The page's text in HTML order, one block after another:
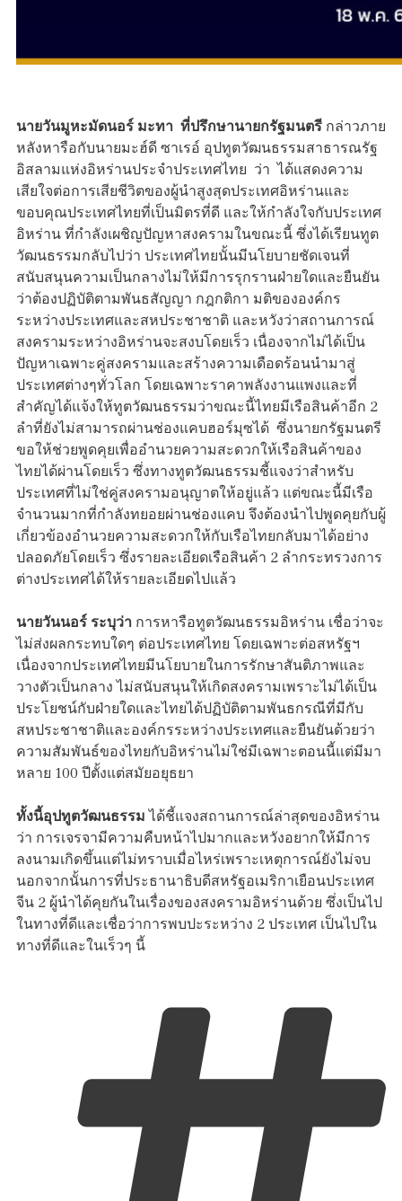
นายวันมูหะมัดนอร์ มะทา ที่ปรึกษานายกรัฐมนตรี กล่าวภาย
หลังหารือกับนายมะฮ์ดี ซาเรอ์ อุปทูตวัฒนธรรมสาธารณรัฐ
อิสลามแห่งอิหร่านประจำประเทศไทย ว่า ได้แสดงความ
เสียใจต่อการเสียชีวิตของผู้นำสูงสุดประเทศอิหร่านและ
ขอบคุณประเทศไทยที่เป็นมิตรที่ดี และให้กำลังใจกับประเทศ
อิหร่าน ที่กำลังเผชิญปัญหาสงครามในขณะนี้ ซึ่งได้เรียนทูต
วัฒนธรรมกลับไปว่า ประเทศไทยนั้นมีนโยบายชัดเจนที่
สนับสนุนความเป็นกลางไม่ให้มีการรุกรานฝ่ายใดและยืนยัน
ว่าต้องปฏิบัติตามพันธสัญญา กฎกติกา มติขององค์กร
ระหว่างประเทศและสหประชาชาติ และหวังว่าสถานการณ์
สงครามระหว่างอิหร่านจะสงบโดยเร็ว เนื่องจากไม่ได้เป็น
ปัญหาเฉพาะคู่สงครามและสร้างความเดือดร้อนนำมาสู่
ประเทศต่างๆทั่วโลก โดยเฉพาะราคาพลังงานแพงและที่
สำคัญได้แจ้งให้ทูตวัฒนธรรมว่าขณะนี้ไทยมีเรือสินค้าอีก 2
ลำที่ยังไม่สามารถผ่านช่องแคบฮอร์มุซได้ ซึ่งนายกรัฐมนตรี
ขอให้ช่วยพูดคุยเพื่ออำนวยความสะดวกให้เรือสินค้าของ
ไทยได้ผ่านโดยเร็ว ซึ่งทางทูตวัฒนธรรมชี้แจงว่าสำหรับ
ประเทศที่ไม่ใช่คู่สงครามอนุญาตให้อยู่แล้ว แต่ขณะนี้มีเรือ
จำนวนมากที่กำลังทยอยผ่านช่องแคบ จึงต้องนำไปพูดคุยกับผู้
เกี่ยวข้องอำนวยความสะดวกให้กับเรือไทยกลับมาได้อย่าง
ปลอดภัยโดยเร็ว ซึ่งรายละเอียดเรือสินค้า 2 ลำกระทรวงการ
ต่างประเทศได้ให้รายละเอียดไปแล้ว
นายวันนอร์ ระบุว่า การหารือทูตวัฒนธรรมอิหร่าน เชื่อว่าจะ
ไม่ส่งผลกระทบใดๆ ต่อประเทศไทย โดยเฉพาะต่อสหรัฐฯ
เนื่องจากประเทศไทยมีนโยบายในการรักษาสันติภาพและ
วางตัวเป็นกลาง ไม่สนับสนุนให้เกิดสงครามเพราะไม่ได้เป็น
ประโยชน์กับฝ่ายใดและไทยได้ปฏิบัติตามพันธกรณีที่มีกับ
สหประชาชาติและองค์กรระหว่างประเทศและยืนยันด้วยว่า
ความสัมพันธ์ของไทยกับอิหร่านไม่ใช่มีเฉพาะตอนนี้แต่มีมา
หลาย 100 ปีตั้งแต่สมัยอยุธยา
ทั้งนี้อุปทูตวัฒนธรรมได้ชี้แจงสถานการณ์ล่าสุดของอิหร่าน
ว่า การเจรจามีความคืบหน้าไปมากและหวังอยากให้มีการ
ลงนามเกิดขึ้นแต่ไม่ทราบเมื่อไหร่เพราะเหตุการณ์ยังไม่จบ
นอกจากนั้นการที่ประธานาธิบดีสหรัฐอเมริกาเยือนประเทศ
จีน 2 ผู้นำได้คุยกันในเรื่องของสงครามอิหร่านด้วย ซึ่งเป็นไป
ในทางที่ดีและเชื่อว่าการพบปะระหว่าง 2 ประเทศ เป็นไปใน
ทางที่ดีและในเร็วๆ นี้